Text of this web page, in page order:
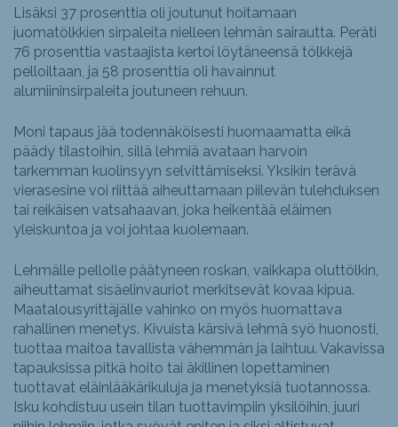
Lisäksi 37 prosenttia oli joutunut hoitamaan
juomatölkkien sirpaleita nielleen lehmän sairautta. Peräti
76 prosenttia vastaajista kertoi löytäneensä tölkkejä
pelloiltaan, ja 58 prosenttia oli havainnut
alumiininsirpaleita joutuneen rehuun.
Moni tapaus jää todennäköisesti huomaamatta eikä
päädy tilastoihin, sillä lehmiä avataan harvoin
tarkemman kuolinsyyn selvittämiseksi. Yksikin terävä
vierasesine voi riittää aiheuttamaan piilevän tulehduksen
tai reikäisen vatsahaavan, joka heikentää eläimen
yleiskuntoa ja voi johtaa kuolemaan.
Lehmälle pellolle päätyneen roskan, vaikkapa oluttölkin,
aiheuttamat sisäelinvauriot merkitsevät kovaa kipua.
Maatalousyrittäjälle vahinko on myös huomattava
rahallinen menetys. Kivuista kärsivä lehmä syö huonosti,
tuottaa maitoa tavallista vähemmän ja laihtuu. Vakavissa
tapauksissa pitkä hoito tai äkillinen lopettaminen
tuottavat eläinlääkärikuluja ja menetyksiä tuotannossa.
Isku kohdistuu usein tilan tuottavimpiin yksilöihin, juuri